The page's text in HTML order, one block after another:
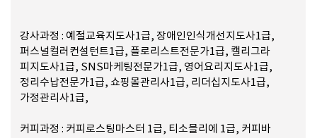
강사과정 : 예절교육지도사1급, 장애인인식개선지도사1급,
퍼스널컬러컨설턴트1급, 플로리스트전문가1급, 캘리그라
피지도사1급, SNS마케팅전문가1급, 영어요리지도사1급,
정리수납전문가1급, 쇼핑몰관리사1급, 리더십지도사1급,
가정관리사1급,
커피과정 : 커피로스팅마스터 1급, 티소믈리에 1급, 커피바